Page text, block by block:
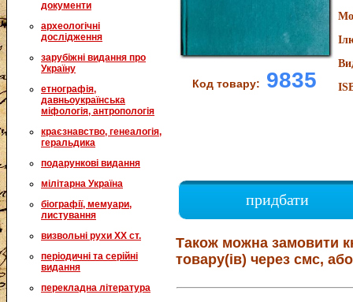
документи
археологічні
дослідження
зарубіжні видання про
Україну
етнографія,
давньоукраїнська
міфологія, антропологія
краєзнавство, генеалогія,
геральдика
подарункові видання
мілітарна Україна
біографії, мемуари,
листування
визвольні рухи XX ст.
періодичні та серійні
видання
перекладна література
Код товару: 9835
придбати
Також можна замовити
товару(ів) через смс,